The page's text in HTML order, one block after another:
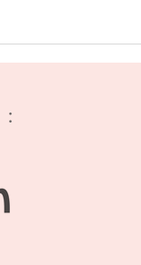
- De doos van